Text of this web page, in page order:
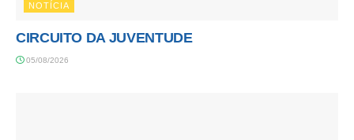
NOTÍCIA
CIRCUITO DA JUVENTUDE
05/08/2026